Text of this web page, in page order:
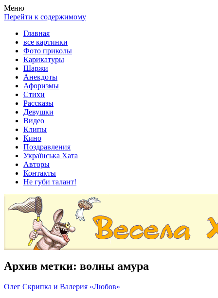
Весела хата — прикольные картинки, смешные истории,
клипы!
Покажем всем ваши фото приколы, карикатуры, шаржи, стихи,
рассказы, видео и песни!
Меню
Перейти к содержимому
Главная
все картинки
Фото приколы
Карикатуры
Шаржи
Анекдоты
Афоризмы
Стихи
Рассказы
Девушки
Видео
Клипы
Кино
Поздравления
Українська Хата
Авторы
Контакты
Не губи талант!
Архив метки: волны амура
Олег Скрипка и Валерия «Любов»